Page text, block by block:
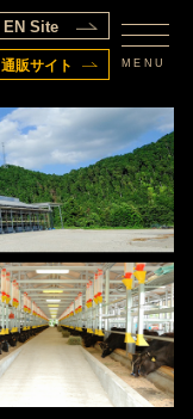
通販サイト
EN Site
MENU